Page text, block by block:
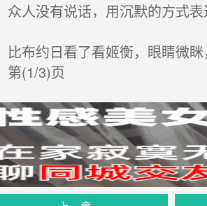
众人没有说话，用沉默的方式表
比布约日看了看姬衡，眼睛微眯
第(1/3)页